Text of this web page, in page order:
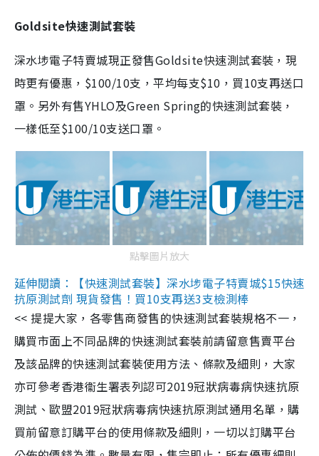
Goldsite快速測試套裝
深水埗電子特賣城現正發售Goldsite快速測試套裝，現
時更有優惠，$100/10支，平均每支$10，買10支再送口
罩。另外有售YHLO及Green Spring的快速測試套裝，
一樣低至$100/10支送口罩。
點擊圖片放大
延伸閱讀：【快速測試套裝】深水埗電子特賣城$15快速
抗原測試劑 現貨發售！買10支再送3支檢測棒
<< 提提大家，各零售商發售的快速測試套裝規格不一，
購買市面上不同品牌的快速測試套裝前請留意售賣平台
及該品牌的快速測試套裝使用方法、條款及細則，大家
亦可參考香港衞生署表列認可2019冠狀病毒病快速抗原
測試、歐盟2019冠狀病毒病快速抗原測試通用名單，購
買前留意訂購平台的使用條款及細則，一切以訂購平台